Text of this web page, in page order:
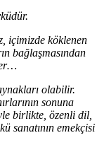
içimizde köklenen
bağlaşmasından
olabilir.
sonuna
birlikte, özenli dil,
sanatının emekçisi